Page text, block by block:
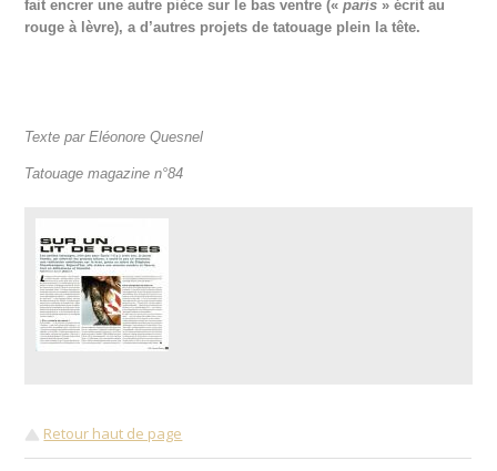
fait encrer une autre pièce sur le bas ventre («paris » écrit au
rouge à lèvre), a d’autres projets de tatouage plein la tête.
Texte par Eléonore Quesnel
Tatouage magazine n°84
Retour haut de page